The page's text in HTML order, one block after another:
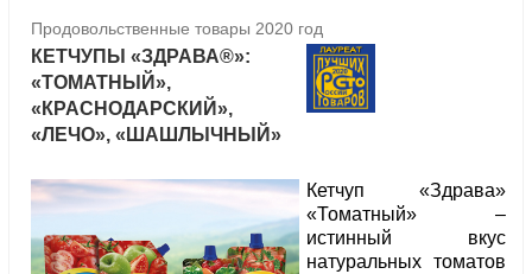
Продовольственные товары 2020 год
КЕТЧУПЫ «ЗДРАВА®»:
«ТОМАТНЫЙ»,
«КРАСНОДАРСКИЙ»,
«ЛЕЧО», «ШАШЛЫЧНЫЙ»
Кетчуп «Здрава»
«Томатный» –
истинный вкус
натуральных томатов